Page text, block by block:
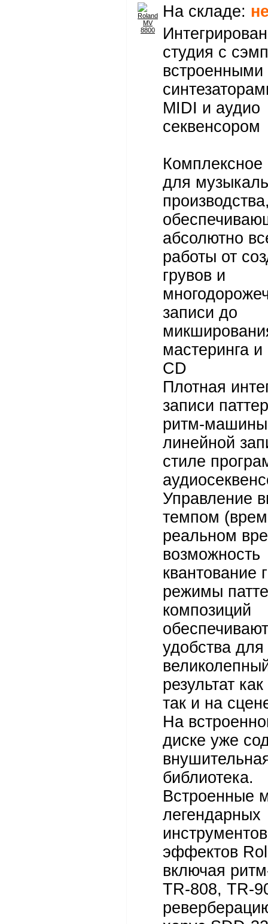
На складе:
студия с
встроенными
MIDI и аудио
секвенсором
для
абсолютно
работы от
грувов и
записи до
мастеринга
CD
Плотная
записи
ритм-
линейной
стиле
Управление
темпом
реальном
возможность
квантование
режимы
композиций
удобства
результат
так и на
На
диске уже
библиотека.
Встроенные
легендарных
эффектов
включая
TR-808, TR-